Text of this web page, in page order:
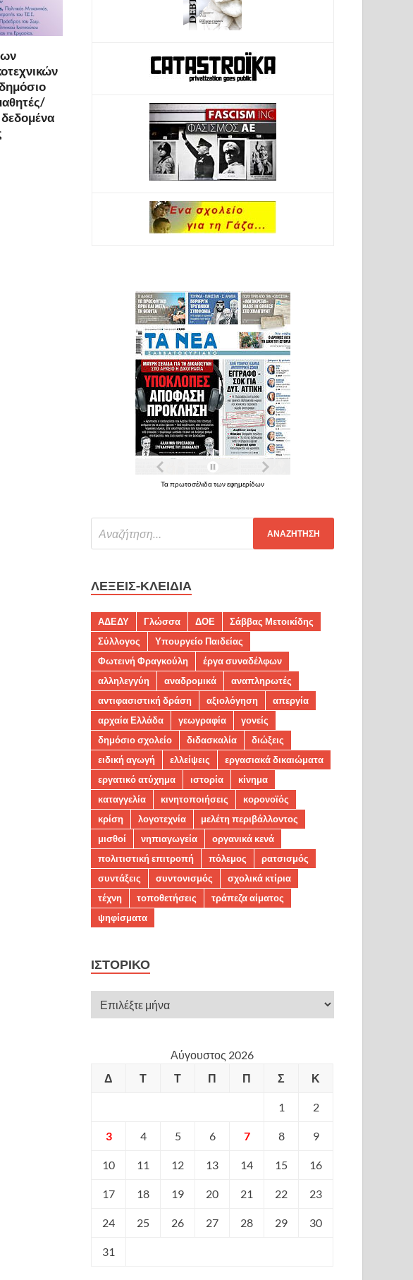
δεδομένα
Τα πρωτοσέλιδα των εφημερίδων
ΛΈΞΕΙΣ-ΚΛΕΙΔΙΆ
ΑΔΕΔΥ Γλώσσα ΔΟΕ
Σάββας Μετοικίδης
Σύλλογος
Υπουργείο Παιδείας
Φωτεινή Φραγκούλη
έργα συναδέλφων
αλληλεγγύη
αναδρομικά
αναπληρωτές
αντιφασιστική δράση
αξιολόγηση
απεργία
αρχαία Ελλάδα
γεωγραφία
γονείς
δημόσιο σχολείο
διδασκαλία
διώξεις
ειδική αγωγή
ελλείψεις
εργασιακά δικαιώματα
εργατικό ατύχημα
ιστορία
κίνημα
καταγγελία
κινητοποιήσεις
κορονοϊός
κρίση
λογοτεχνία
μελέτη περιβάλλοντος
μισθοί
νηπιαγωγεία
οργανικά κενά
πολιτιστική επιτροπή
πόλεμος
ρατσισμός
συντάξεις
συντονισμός
σχολικά κτίρια
τέχνη
τοποθετήσεις
τράπεζα αίματος
ψηφίσματα
ΙΣΤΟΡΙΚΌ
Αύγουστος 2026
Δ
Τ Τ Π Π Σ Κ
1 2
3 4 5 6 7 8 9
10 11 12 13 14 15 16
17 18 19 20 21 22 23
24 25 26 27 28 29 30
31